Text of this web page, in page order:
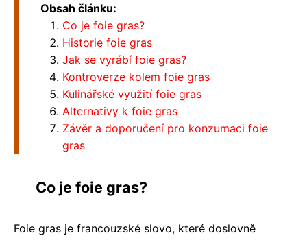
Obsah článku:
Co je foie gras?
Historie foie gras
Jak se vyrábí foie gras?
Kontroverze kolem foie gras
Kulinářské využití foie gras
Alternativy k foie gras
Závěr a doporučení pro konzumaci foie
gras
Co je foie gras?
Foie gras je francouzské slovo, které doslovně